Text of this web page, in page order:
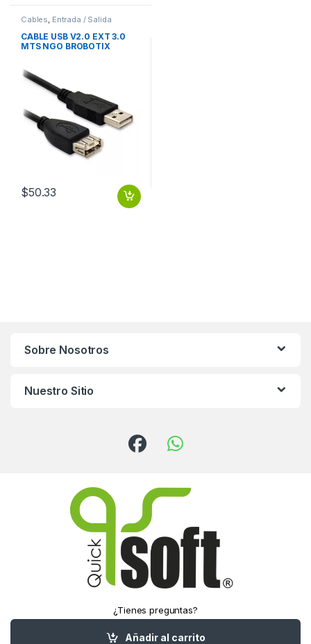
Añadir al carrito
Cables Entrada / Salida
CABLE USB V2.0 EXT 3.0
MTS NGO BROBOTIX
$50.33
Sobre Nosotros
Nuestro Sitio
¿Tienes preguntas?
¡Llámanos!
(55) 5016-1321